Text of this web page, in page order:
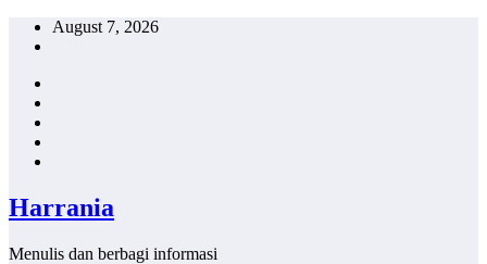
Skip
August 7, 2026
Harrania
Menulis dan berbagi informasi